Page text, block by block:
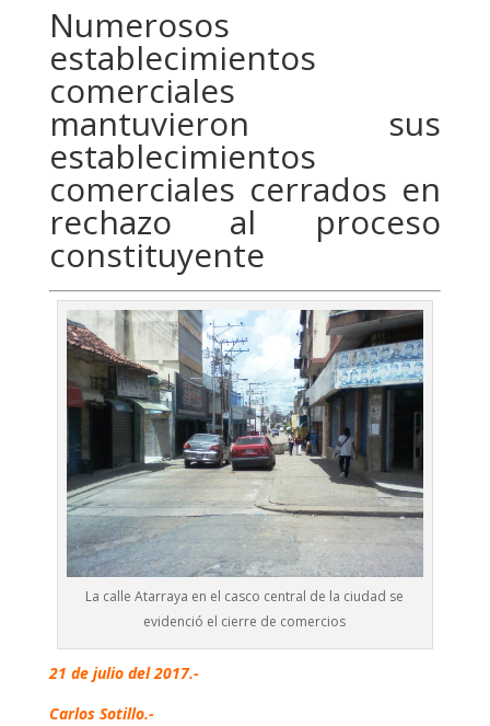
Numerosos
establecimientos
comerciales
mantuvieron sus
establecimientos
comerciales cerrados en
rechazo al proceso
constituyente
La calle Atarraya en el casco central de la ciudad se
evidenció el cierre de comercios
21 de julio del 2017.-
Carlos Sotillo.-